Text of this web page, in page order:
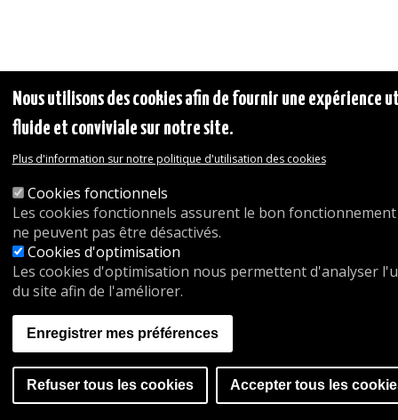
Nous utilisons des cookies afin de fournir une expérience
fluide et conviviale sur notre site.
Plus d'information sur notre politique d'utilisation des cookies
Cookies fonctionnels
Les cookies fonctionnels assurent le bon
ne peuvent pas être désactivés.
Cookies d'optimisation
Les cookies d'optimisation nous permettent d'analyser
du site afin de l'améliorer.
Enregistrer mes préférences
Refuser tous les cookies Accepter tous les